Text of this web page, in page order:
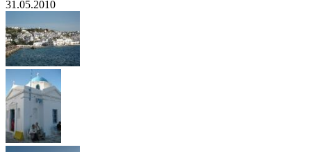
31.05.2010